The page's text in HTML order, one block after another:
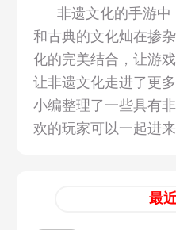
非遗文化的手游
和古典的文化灿在掺
化的完美结合，让游
让非遗文化走进了更
小编整理了一些具有
欢的玩家可以一起进来
最